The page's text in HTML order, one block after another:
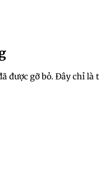
được gỡ bỏ. Đây chỉ là